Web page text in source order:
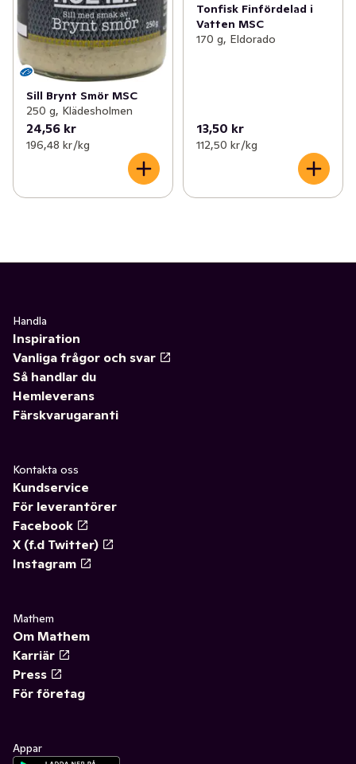
Sill Brynt Smör MSC
250 g, Klädesholmen
24,56 kr
196,48 kr /kg
Tonfisk Finfördelad i
Vatten MSC
170 g, Eldorado
13,50 kr
112,50 kr /kg
Handla
Inspiration
Vanliga frågor och svar
Så handlar du
Hemleverans
Färskvarugaranti
Kontakta oss
Kundservice
För leverantörer
Facebook
X (f.d Twitter)
Instagram
Mathem
Om Mathem
Karriär
Press
För företag
Appar